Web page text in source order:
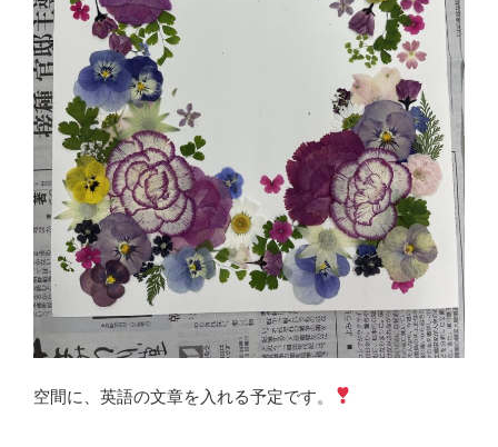
空間に、英語の文章を入れる予定です。